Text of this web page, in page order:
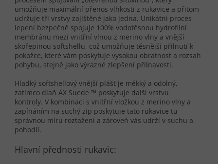
umožňuje maximální přenos vlhkosti z rukavice a přitom
udržuje tři vrstvy zajištěné jako jedna. Unikátní proces
lepení bezpečně spojuje 100% vodotěsnou hydrofilní
membránu mezi vnitřní vlnou z merino vlny a vnější
skořepinou softshellu, což umožňuje těsnější přilnutí k
pokožce, které vám poskytuje vysokou obratnost a rozsah
pohybu, stejně jako výrazné zlepšení přilnavosti.
Hladký softshellový vnější plášť je měkký a odolný,
zatímco dlaň AX Suede ™ poskytuje další vrstvu
kontroly. V kombinaci s vnitřní vložkou z merino vlny a
zapínáním na suchý zip poskytuje tato rukavice tu
správnou míru roztažení a zároveň vás udrží v suchu a
pohodlí.
Hlavní přednosti rukavic: